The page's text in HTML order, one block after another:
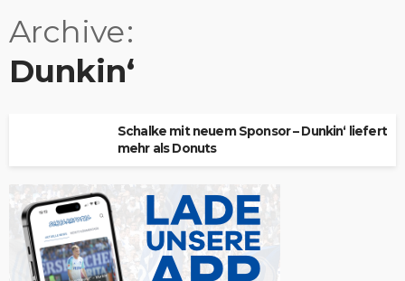
Archive
Dunkin‘
Schalke mit neuem Sponsor – Dunkin‘ liefert
mehr als Donuts